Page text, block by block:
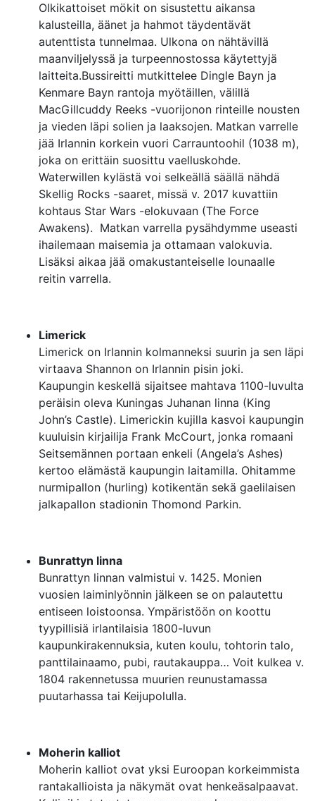
Olkikattoiset mökit on sisustettu aikansa
kalusteilla, äänet ja hahmot täydentävät
autenttista tunnelmaa. Ulkona on nähtävillä
maanviljelyssä ja turpeennostossa käytettyjä
laitteita.Bussireitti mutkittelee Dingle Bayn ja
Kenmare Bayn rantoja myötäillen, välillä
MacGillcuddy Reeks -vuorijonon rinteille nousten
ja vieden läpi solien ja laaksojen. Matkan varrelle
jää Irlannin korkein vuori Carrauntoohil (1038 m),
joka on erittäin suosittu vaelluskohde.
Waterwillen kylästä voi selkeällä säällä nähdä
Skellig Rocks -saaret, missä v. 2017 kuvattiin
kohtaus Star Wars -elokuvaan (The Force
Awakens). Matkan varrella pysähdymme useasti
ihailemaan maisemia ja ottamaan valokuvia.
Lisäksi aikaa jää omakustanteiselle lounaalle
reitin varrella.
Limerick
Limerick on Irlannin kolmanneksi suurin ja sen läpi
virtaava Shannon on Irlannin pisin joki.
Kaupungin keskellä sijaitsee mahtava 1100-luvulta
peräisin oleva Kuningas Juhanan linna (King
John’s Castle). Limerickin kujilla kasvoi kaupungin
kuuluisin kirjailija Frank McCourt, jonka romaani
Seitsemännen portaan enkeli (Angela’s Ashes)
kertoo elämästä kaupungin laitamilla. Ohitamme
nurmipallon (hurling) kotikentän sekä gaelilaisen
jalkapallon stadionin Thomond Parkin.
Bunrattyn linna
Bunrattyn linnan valmistui v. 1425. Monien
vuosien laiminlyönnin jälkeen se on palautettu
entiseen loistoonsa. Ympäristöön on koottu
tyypillisiä irlantilaisia 1800-luvun
kaupunkirakennuksia, kuten koulu, tohtorin talo,
panttilainaamo, pubi, rautakauppa… Voit kulkea v.
1804 rakennetussa muurien reunustamassa
puutarhassa tai Keijupolulla.
Moherin kalliot
Moherin kalliot ovat yksi Euroopan korkeimmista
rantakallioista ja näkymät ovat henkeäsalpaavat.